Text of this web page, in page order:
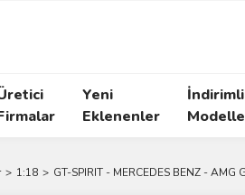
Yeni
Eklenenler
İndirimli
1:18 GT-SPIRIT - MERCEDES BENZ - AMG